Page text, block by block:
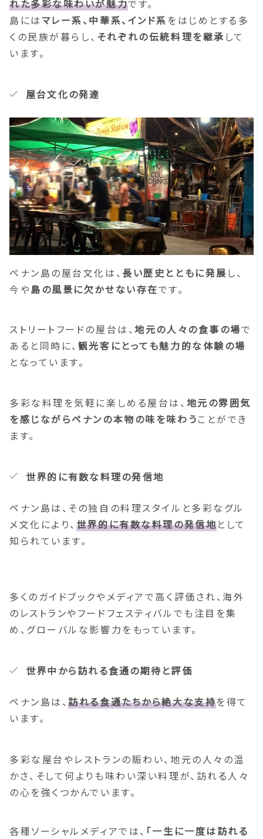
れた多彩な味わいが魅力です。
島にはマレー系、中華系、インド系 をはじめとする多
くの民族が暮らし、 それぞれの伝統料理を継承 して
います。
屋台文化の発達
ペナン島の屋台文化は、 長い歴史とともに発展 し、
今や島の風景に欠かせない存在です。
ストリートフードの屋台は、地元の人々の食事の場で
あると同時に、 観光客にとっても魅力的な体験の場
となっています。
多彩な料理を気軽に楽しめる屋台は、 地元の雰囲気
を感じながらペナンの本物の味を味わうことができ
ます。
世界的に有数な料理の発信地
ペナン島は、その独自の料理スタイルと多彩なグル
メ文化により、 世界的に有数な料理の発信地として
知られています。
多くのガイドブックやメディアで高く評価され、海外
のレストランやフードフェスティバルでも注目を集
め、グローバルな影響力をもっています。
世界中から訪れる食通の期待と評価
ペナン島は、訪れる食通たちから絶大な支持を得て
います。
多彩な屋台やレストランの賑わい、地元の人々の温
かさ、そして何よりも味わい深い料理が、訪れる人々
の心を強くつかんでいます。
各種ソーシャルメディアでは、 「一生に一度は訪れる